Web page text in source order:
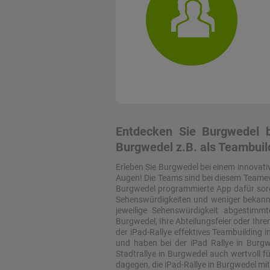
Entdecken Sie
Burgwedel z.B. als
Erleben Sie Burgwedel bei einem
Augen! Die Teams sind bei diesem
Burgwedel programmierte App dafür
Sehenswürdigkeiten und weniger
jeweilige Sehenswürdigkeit
Burgwedel, Ihre Abteilungsfeier oder
der iPad-Rallye effektives Teambuilding
und haben bei der iPad Rallye in
Stadtrallye in Burgwedel auch wertvoll
dagegen, die iPad-Rallye in Burgwedel